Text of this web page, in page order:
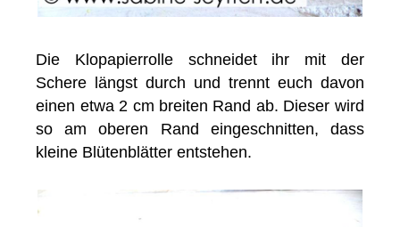
Die Klopapierrolle schneidet ihr mit der
Schere längst durch und trennt euch davon
einen etwa 2 cm breiten Rand ab. Dieser wird
so am oberen Rand eingeschnitten, dass
kleine Blütenblätter entstehen.